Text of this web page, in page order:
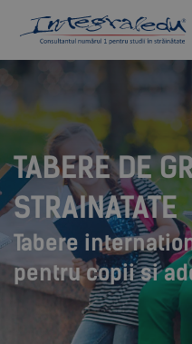
TABERE DE
STRAINATATE
Tabere
pentru copii si